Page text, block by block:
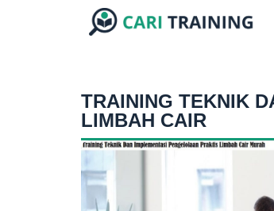
TRAINING TEKNIK
LIMBAH CAIR